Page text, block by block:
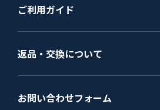
ご利用ガイド
返品・交換について
お問い合わせフォーム